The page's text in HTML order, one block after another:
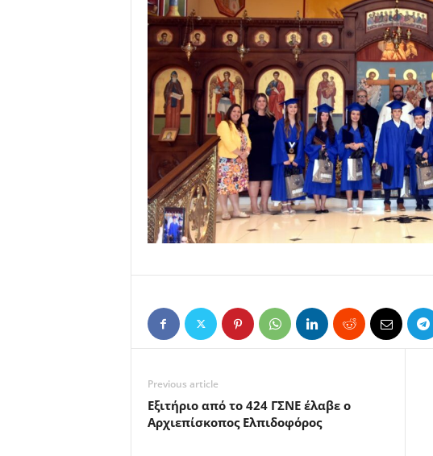
Previous article
Εξιτήριο από το 424 ΓΣΝΕ έλαβε ο
Αρχιεπίσκοπος Ελπιδοφόρος